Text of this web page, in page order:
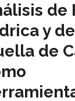
de
y de
de